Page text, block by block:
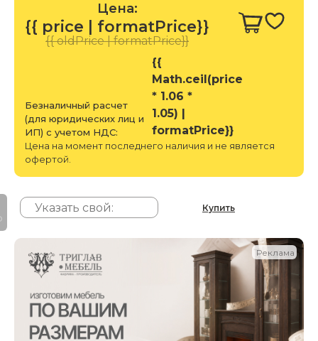
Цена:
{{ price | formatPrice}}
{{ oldPrice | formatPrice}}
Безналичный расчет
(для юридических лиц и
ИП) с учетом НДС:
{{
Math.ceil(price
* 1.06 *
1.05) |
formatPrice}}
Цена на момент последнего наличия и не является
офертой.
Купить
Реклама